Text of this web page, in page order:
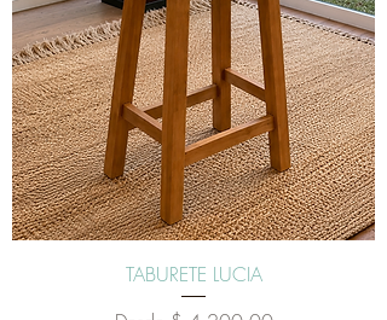
TABURETE LUCIA